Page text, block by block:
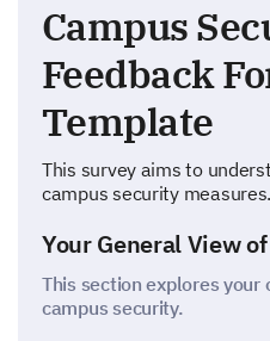
Campus
Feedback
Template
This survey aims to
campus security measures.
Your General View
This section explores your
campus security.